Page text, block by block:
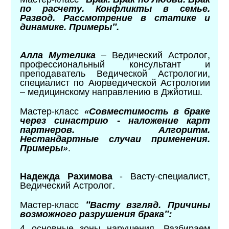
по расчету. Конфликты в семье.
Развод. Рассмотрение в статике и
динамике. Примеры".
Алла Мутелика – Ведический Астролог,
профессиональный консультант и
преподаватель Ведической Астрологии,
специалист по Аюрведической Астрологии
– медицинскому направлению в Джйотиш.
Мастер-класс «Совместимость в браке
через синастрию - наложение карт
партнеров. Алгоритм.
Нестандартные случаи применения.
Примеры».
Надежда Рахимова- Васту-специалист,
Ведический Астролог.
Мастер-класс "Васту взгляд. Причины
возможного разрушения брака":